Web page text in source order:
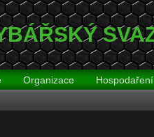
Organizace Hospodaření